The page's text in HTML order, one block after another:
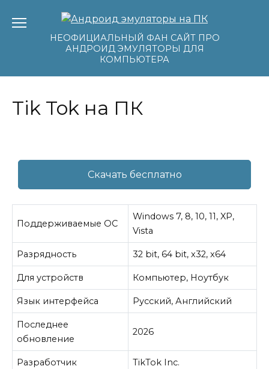
содержаниюНЕОФИЦИАЛЬНЫЙ ФАН САЙТ ПРО
АНДРОИД ЭМУЛЯТОРЫ ДЛЯ
КОМПЬЮТЕРА
Tik Tok на ПК
Скачать бесплатно
Поддерживаемые ОС
Windows 7, 8, 10, 11, XP,
Vista
Разрядность 32 bit, 64 bit, x32, x64
Для устройств Компьютер, Ноутбук
Язык интерфейса Русский, Английский
Последнее
обновление
2026
Разработчик TikTok Inc.